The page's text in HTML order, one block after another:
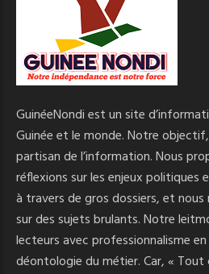
GuinéeNondi est un site
Guinée et le monde. Notre
partisan de l’information. Nous
réflexions sur les enjeux politiques
à travers de gros dossiers, et
sur des sujets brulants. Notre
lecteurs avec professionnalisme
déontologie du métier. Car, «